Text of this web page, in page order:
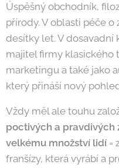
Úspěšný obchodník,
přírody. V oblasti péče
desítky let. V dosavadní
majitel firmy klasického
marketingu a také jako
který přináší nový
Vždy měl ale touhu
poctivých a pravdivých
velkému množství lidí =
franšízy, která vyrábí a